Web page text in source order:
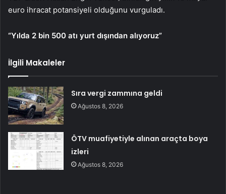
euro ihracat potansiyeli olduğunu vurguladı.
“Yılda 2 bin 500 atı yurt dışından alıyoruz”
İlgili Makaleler
Sıra vergi zammına geldi
Ağustos 8, 2026
ÖTV muafiyetiyle alınan araçta boya
izleri
Ağustos 8, 2026